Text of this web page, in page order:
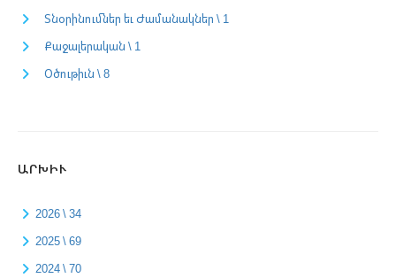
Տնօրինումներ եւ Ժամանակներ \ 1
Քաջալերական \ 1
Օծութիւն \ 8
ԱՐԽԻՒ
2026 \ 34
2025 \ 69
2024 \ 70